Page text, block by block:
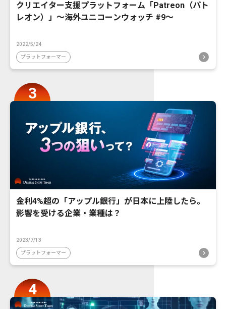
クリエイター支援プラットフォーム「Patreon（パト
レオン）」〜海外ユニコーンウォッチ #9〜
2022/5/24
プラットフォーマー
金利4%超の「アップル銀行」が日本に上陸したら。
影響を受ける企業・業種は？
2023/7/13
プラットフォーマー